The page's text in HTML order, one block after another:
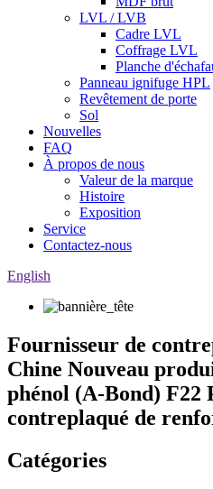
LVL / LVB
Cadre LVL
Coffrage LVL
Planche
Panneau ignifuge HPL
Revêtement de porte
Sol
Nouvelles
FAQ
À propos de nous
Valeur de la marque
Histoire
Exposition
Service
Contactez-nous
English
Fournisseur de
Chine Nouveau
phénol (A-Bond) F22
contreplaqué de
Catégories